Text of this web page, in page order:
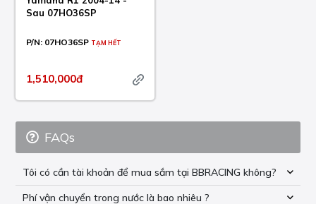
Sau 07HO36SP
P/N: 07HO36SP TẠM HẾT
1,510,000đ
FAQs
Tôi có cần tài khoản để mua sắm tại BBRACING không?
Phí vận chuyển trong nước là bao nhiêu ?